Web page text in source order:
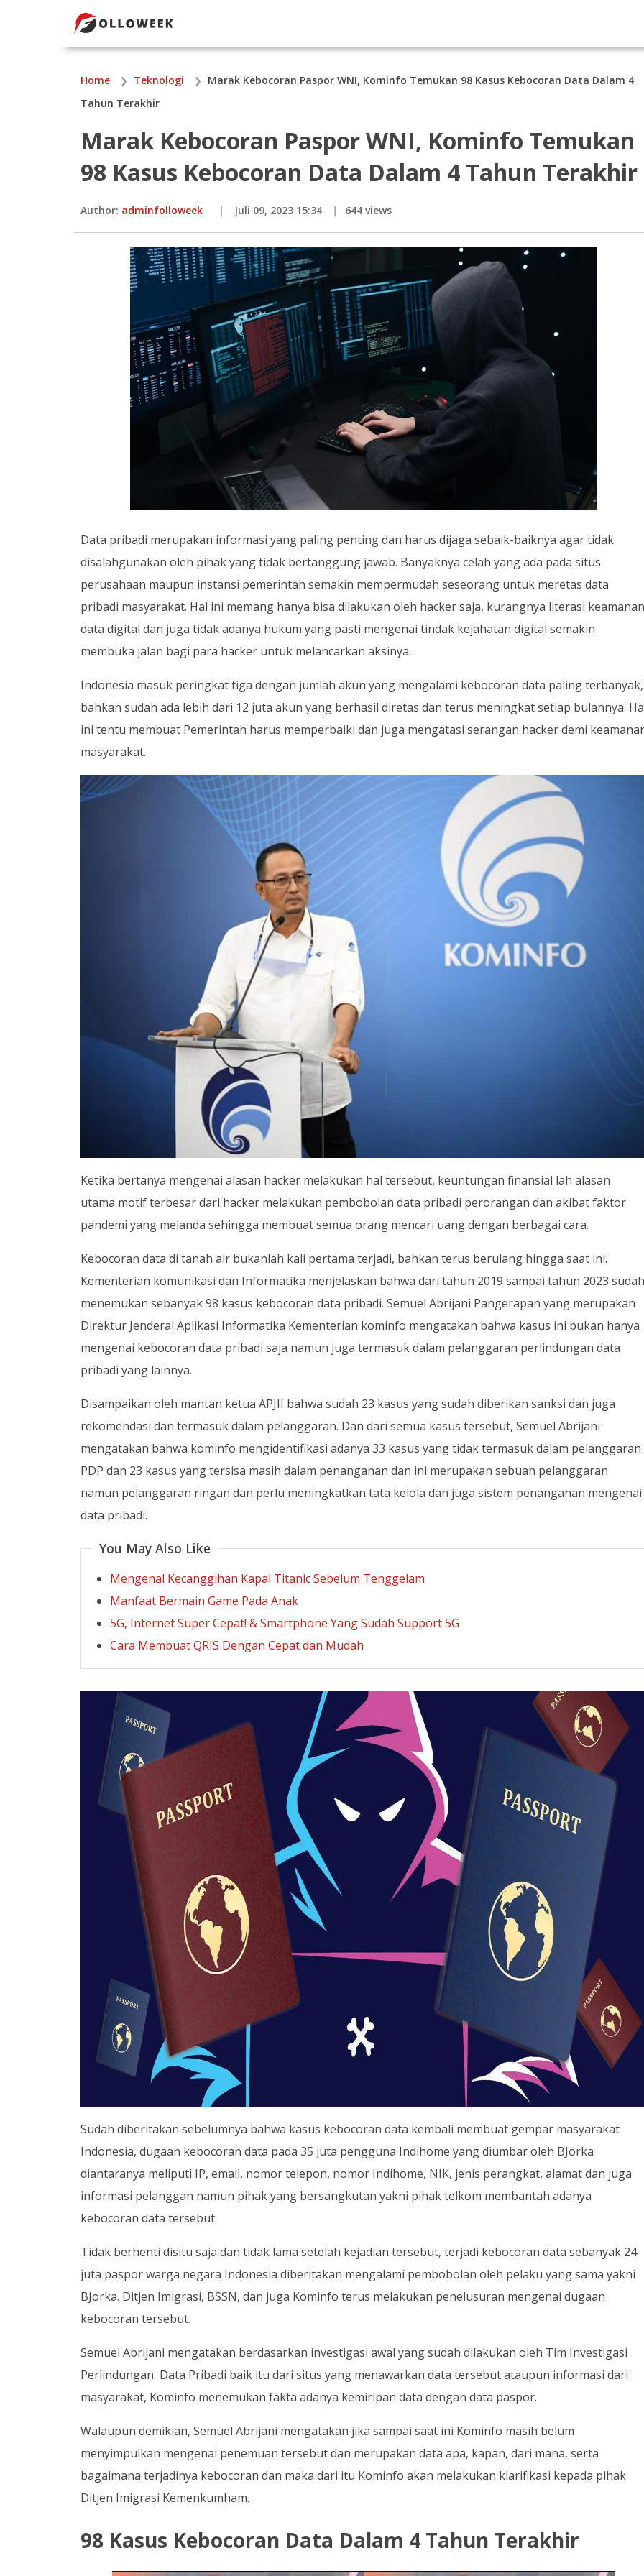
Home Teknologi
Marak Kebocoran Paspor WNI, Kominfo Temukan 98 Kasus Kebocoran Data Dalam 4
Tahun Terakhir
Marak Kebocoran Paspor WNI, Kominfo Temukan
98 Kasus Kebocoran Data Dalam 4 Tahun Terakhir
Author: adminfolloweek Juli 09, 2023 15:34 644 views
Data pribadi merupakan informasi yang paling penting dan harus dijaga sebaik-baiknya agar tidak
disalahgunakan oleh pihak yang tidak bertanggung jawab. Banyaknya celah yang ada pada situs
perusahaan maupun instansi pemerintah semakin mempermudah seseorang untuk meretas data
pribadi masyarakat. Hal ini memang hanya bisa dilakukan oleh hacker saja, kurangnya literasi keamanan
data digital dan juga tidak adanya hukum yang pasti mengenai tindak kejahatan digital semakin
membuka jalan bagi para hacker untuk melancarkan aksinya.
Indonesia masuk peringkat tiga dengan jumlah akun yang mengalami kebocoran data paling terbanyak,
bahkan sudah ada lebih dari 12 juta akun yang berhasil diretas dan terus meningkat setiap bulannya.
ini tentu membuat Pemerintah harus memperbaiki dan juga mengatasi serangan hacker demi
masyarakat.
Ketika bertanya mengenai alasan hacker melakukan hal tersebut, keuntungan finansial lah alasan
utama motif terbesar dari hacker melakukan pembobolan data pribadi perorangan dan akibat faktor
pandemi yang melanda sehingga membuat semua orang mencari uang dengan berbagai cara.
Kebocoran data di tanah air bukanlah kali pertama terjadi, bahkan terus berulang hingga saat ini.
Kementerian komunikasi dan Informatika menjelaskan bahwa dari tahun 2019 sampai tahun 2023 sudah
menemukan sebanyak 98 kasus kebocoran data pribadi. Semuel Abrijani Pangerapan yang merupakan
Direktur Jenderal Aplikasi Informatika Kementerian kominfo mengatakan bahwa kasus ini bukan hanya
mengenai kebocoran data pribadi saja namun juga termasuk dalam pelanggaran perlindungan data
pribadi yang lainnya.
Disampaikan oleh mantan ketua APJII bahwa sudah 23 kasus yang sudah diberikan sanksi dan juga
rekomendasi dan termasuk dalam pelanggaran. Dan dari semua kasus tersebut, Semuel Abrijani
mengatakan bahwa kominfo mengidentifikasi adanya 33 kasus yang tidak termasuk dalam pelanggaran
PDP dan 23 kasus yang tersisa masih dalam penanganan dan ini merupakan sebuah pelanggaran
namun pelanggaran ringan dan perlu meningkatkan tata kelola dan juga sistem penanganan mengenai
data pribadi.
You May Also Like
Mengenal Kecanggihan Kapal Titanic Sebelum Tenggelam
Manfaat Bermain Game Pada Anak
5G, Internet Super Cepat! & Smartphone Yang Sudah Support 5G
Cara Membuat QRIS Dengan Cepat dan Mudah
Sudah diberitakan sebelumnya bahwa kasus kebocoran data kembali membuat gempar masyarakat
Indonesia, dugaan kebocoran data pada 35 juta pengguna Indihome yang diumbar oleh BJorka
diantaranya meliputi IP, email, nomor telepon, nomor Indihome, NIK, jenis perangkat, alamat dan juga
informasi pelanggan namun pihak yang bersangkutan yakni pihak telkom membantah adanya
kebocoran data tersebut.
Tidak berhenti disitu saja dan tidak lama setelah kejadian tersebut, terjadi kebocoran data sebanyak 24
juta paspor warga negara Indonesia diberitakan mengalami pembobolan oleh pelaku yang sama yakni
BJorka. Ditjen Imigrasi, BSSN, dan juga Kominfo terus melakukan penelusuran mengenai dugaan
kebocoran tersebut.
Semuel Abrijani mengatakan berdasarkan investigasi awal yang sudah dilakukan oleh Tim Investigasi
Perlindungan Data Pribadi baik itu dari situs yang menawarkan data tersebut ataupun informasi dari
masyarakat, Kominfo menemukan fakta adanya kemiripan data dengan data paspor.
Walaupun demikian, Semuel Abrijani mengatakan jika sampai saat ini Kominfo masih belum
menyimpulkan mengenai penemuan tersebut dan merupakan data apa, kapan, dari mana, serta
bagaimana terjadinya kebocoran dan maka dari itu Kominfo akan melakukan klarifikasi kepada pihak
Ditjen Imigrasi Kemenkumham.
98 Kasus Kebocoran Data Dalam 4 Tahun Terakhir